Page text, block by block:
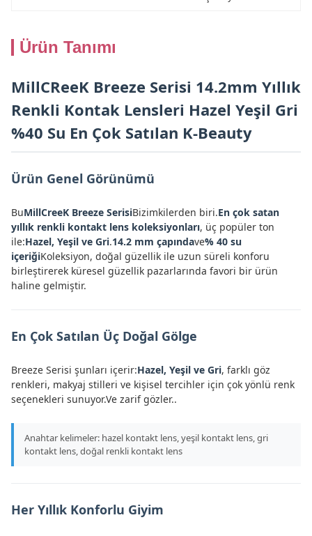
Ürün Tanımı
MillCReeK Breeze Serisi 14.2mm Yıllık
Renkli Kontak Lensleri Hazel Yeşil Gri
%40 Su En Çok Satılan K-Beauty
Ürün Genel Görünümü
BuMillCreeK Breeze SerisiBizimkilerden biri.En çok satan
yıllık renkli kontakt lens koleksiyonları, üç popüler ton
ile:Hazel, Yeşil ve Gri.14.2 mm çapındave% 40 su
içeriğiKoleksiyon, doğal güzellik ile uzun süreli konforu
birleştirerek küresel güzellik pazarlarında favori bir ürün
haline gelmiştir.
En Çok Satılan Üç Doğal Gölge
Breeze Serisi şunları içerir:Hazel, Yeşil ve Gri, farklı göz
renkleri, makyaj stilleri ve kişisel tercihler için çok yönlü renk
seçenekleri sunuyor.Ve zarif gözler..
Anahtar kelimeler: hazel kontakt lens, yeşil kontakt lens, gri
kontakt lens, doğal renkli kontakt lens
Her Yıllık Konforlu Giyim